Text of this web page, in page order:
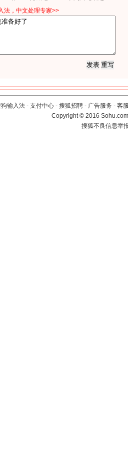
法，中文处理专家>>
输入法 - 支付中心 - 搜狐招聘 - 广告服务 - 客
Copyright©2016
搜狐不良信息举